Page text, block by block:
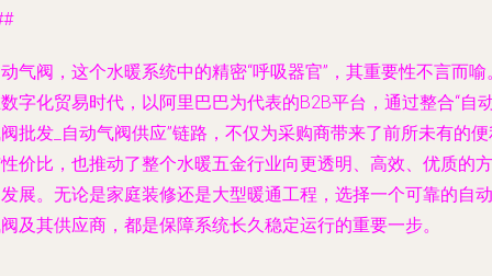
气阀，这个水暖系统中的精密“呼吸器官”，其重要性不言而喻
字化贸易时代，以阿里巴巴为代表的B2B平台，通过整合“自
批发_自动气阀供应”链路，不仅为采购商带来了前所未有的
价比，也推动了整个水暖五金行业向更透明、高效、优质的方
展。无论是家庭装修还是大型暖通工程，选择一个可靠的自动
及其供应商，都是保障系统长久稳定运行的重要一步。